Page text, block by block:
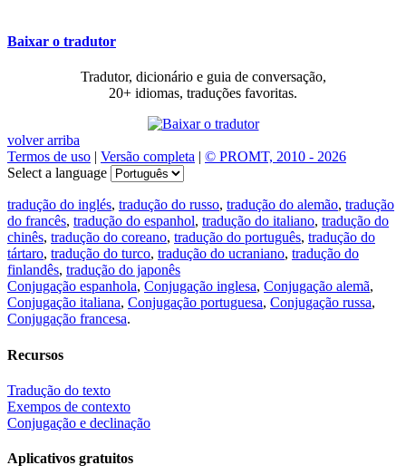
Baixar o tradutor
Tradutor, dicionário e guia de conversação,
20+ idiomas, traduções favoritas.
volver arriba
Termos de uso | Versão completa | © PROMT, 2010 - 2026
Select a language
tradução do inglés, tradução do russo, tradução do alemão, tradução
do francês, tradução do espanhol, tradução do italiano, tradução do
chinês, tradução do coreano, tradução do português, tradução do
tártaro, tradução do turco, tradução do ucraniano, tradução do
finlandês, tradução do japonês
Conjugação espanhola, Conjugação inglesa, Conjugação alemã,
Conjugação italiana, Conjugação portuguesa, Conjugação russa,
Conjugação francesa.
Recursos
Tradução do texto
Exempos de contexto
Conjugação e declinação
Aplicativos gratuitos